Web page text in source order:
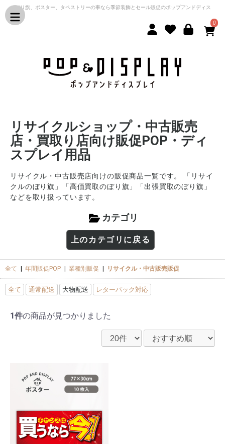
のぼり旗、ポスター、タペストリーの事なら季節装飾とセール販促のポップアンドディス
プレイ
0
リサイクルショップ・中古販売
店・買取り店向け販促POP・ディ
スプレイ用品
リサイクル・中古販売店向けの販促商品一覧です。 「リサイ
クルのぼり旗」「高価買取のぼり旗」「出張買取のぼり旗」
などを取り扱っています。
カテゴリ
上のカテゴリに戻る
全て | 年間販促POP | 業種別販促 | リサイクル・中古販売販促
全て 通常配送 大物配送 レターパック対応
1件の商品が見つかりました